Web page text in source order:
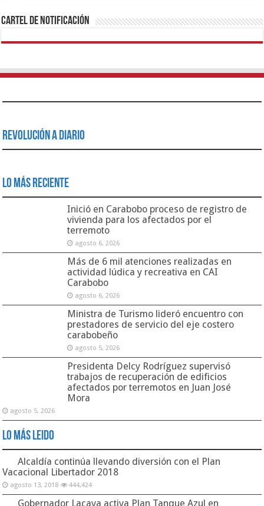
Cartel de Notificación
Revolución a Diario
Lo Más Reciente
Inició en Carabobo proceso de registro de
vivienda para los afectados por el
terremoto
agosto 6, 2026
Más de 6 mil atenciones realizadas en
actividad lúdica y recreativa en CAI
Carabobo
agosto 6, 2026
Ministra de Turismo lideró encuentro con
prestadores de servicio del eje costero
carabobeño
agosto 5, 2026
Presidenta Delcy Rodríguez supervisó
trabajos de recuperación de edificios
afectados por terremotos en Juan José
Mora
agosto 5, 2026
Lo Más Leido
Alcaldía continúa llevando diversión con el Plan
Vacacional Libertador 2018
agosto 13, 2018 444,424
Gobernador Lacava activa Plan Tanque Azul en